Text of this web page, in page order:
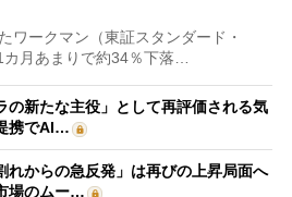
ークマン（東証スタンダード・
月あまりで約34％下落…
の新たな主役」として再評価される気
携でAI…
れからの急反発」は再びの上昇局面へ
場のムー…